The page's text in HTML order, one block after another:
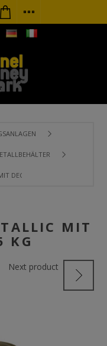
DECKEL 0,5 KG
MIT
KG
Next product